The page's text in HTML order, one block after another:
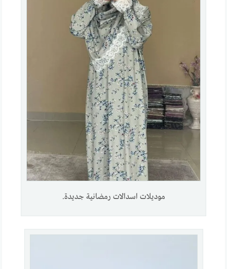
موديلات اسدالات رمضانية جديدة.